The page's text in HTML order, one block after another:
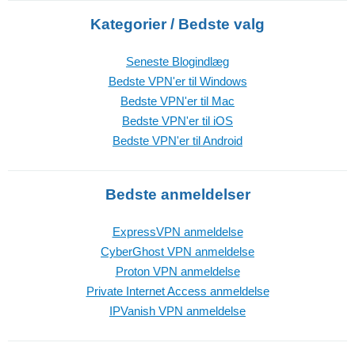
Kategorier / Bedste valg
Seneste Blogindlæg
Bedste VPN'er til Windows
Bedste VPN'er til Mac
Bedste VPN'er til iOS
Bedste VPN'er til Android
Bedste anmeldelser
ExpressVPN anmeldelse
CyberGhost VPN anmeldelse
Proton VPN anmeldelse
Private Internet Access anmeldelse
IPVanish VPN anmeldelse